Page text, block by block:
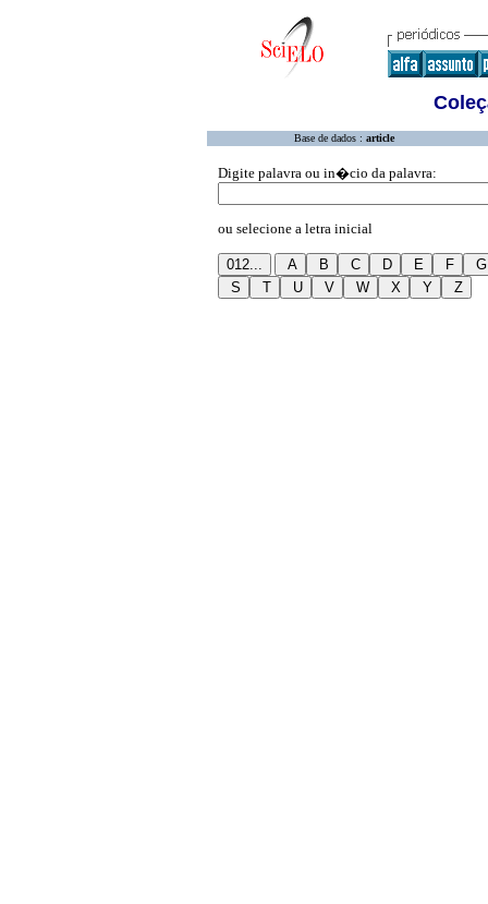
Base de dados : article
Digite palavra ou in�cio da palavra:
ou selecione a letra inicial